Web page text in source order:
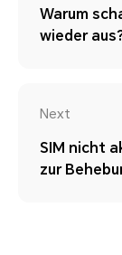
Warum
wieder
Next
SIM nicht
zur